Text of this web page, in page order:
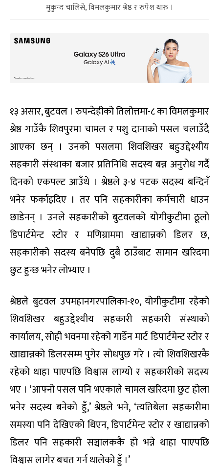
मुकुन्द चालिसे, विमलकुमार श्रेष्ठ र रुपेश थारु ।
१३ असार, बुटवल । रुपन्देहीको तिलोत्तमा-८ का विमलकुमार
श्रेष्ठ गाउँकै शिवपुरमा चामल र पशु दानाको पसल चलाउँदै
आएका छन् । उनको पसलमा शिवशिखर बहुउद्देश्यीय
सहकारी संस्थाका बजार प्रतिनिधि सदस्य बन्न अनुरोध गर्दै
दिनको एकपल्ट आउँथे । श्रेष्ठले ३-४ पटक सदस्य बन्दिनँ
भनेर फर्काइदिए । तर पनि सहकारीका कर्मचारी धाउन
छाडेनन् । उनले सहकारीको बुटवलको योगीकुटीमा ठूलो
डिपार्टमेन्ट स्टोर र मणिग्राममा खाद्यान्नको डिलर छ,
सहकारीको सदस्य बनेपछि दुबै ठाउँबाट सामान खरिदमा
छुट हुन्छ भनेर लोभ्याए ।
श्रेष्ठले बुटवल उपमहानगरपालिका-१०, योगीकुटीमा रहेको
शिवशिखर बहुउद्देश्यीय सहकारी सहकारी संस्थाको
कार्यालय, सोही भवनमा रहेको गार्डेन मार्ट डिपार्टमेन्ट स्टोर र
खाद्यान्नको डिलरसम्म पुगेर सोधपुछ गरे । त्यो शिवशिखरकै
रहेको थाहा पाएपछि विश्वास लाग्यो र सहकारीको सदस्य
भए । ‘आफ्नो पसल पनि भएकाले चामल खरिदमा छुट होला
भनेर सदस्य बनेको हुँ,’ श्रेष्ठले भने, ‘त्यतिबेला सहकारीमा
समस्या पनि देखिएको थिएन, डिपार्टमेन्ट स्टोर र खाद्यान्नको
डिलर पनि सहकारी सञ्चालककै हो भन्ने थाहा पाएपछि
विश्वास लागेर बचत गर्न थालेको हुँ ।’